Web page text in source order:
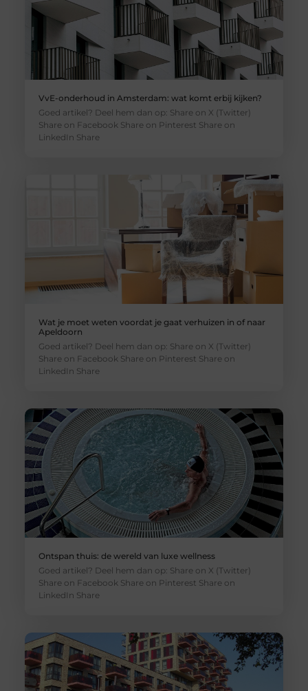
VvE-onderhoud in Amsterdam: wat komt erbij kijken?
Goed artikel? Deel hem dan op: Share on X (Twitter)
Share on Facebook Share on Pinterest Share on
LinkedIn Share
Wat je moet weten voordat je gaat verhuizen in of naar
Apeldoorn
Goed artikel? Deel hem dan op: Share on X (Twitter)
Share on Facebook Share on Pinterest Share on
LinkedIn Share
Ontspan thuis: de wereld van luxe wellness
Goed artikel? Deel hem dan op: Share on X (Twitter)
Share on Facebook Share on Pinterest Share on
LinkedIn Share